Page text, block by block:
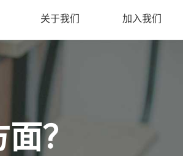
关于我们 加入我们
？